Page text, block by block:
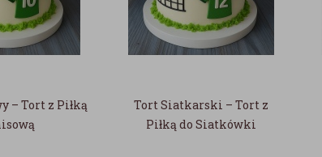
– Tort z Piłką
Tort Siatkarski – Tort z
Piłką do Siatkówki